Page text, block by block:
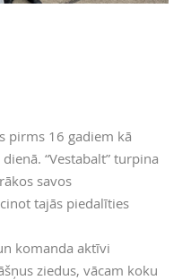
pirms 16 gadiem kā
“Vestabalt” turpina
savos
tajās piedalīties
komanda aktīvi
ziedus, vācam koku